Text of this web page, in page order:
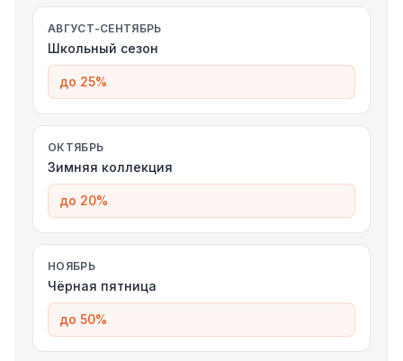
АВГУСТ-СЕНТЯБРЬ
Школьный сезон
до 25%
ОКТЯБРЬ
Зимняя коллекция
до 20%
НОЯБРЬ
Чёрная пятница
до 50%